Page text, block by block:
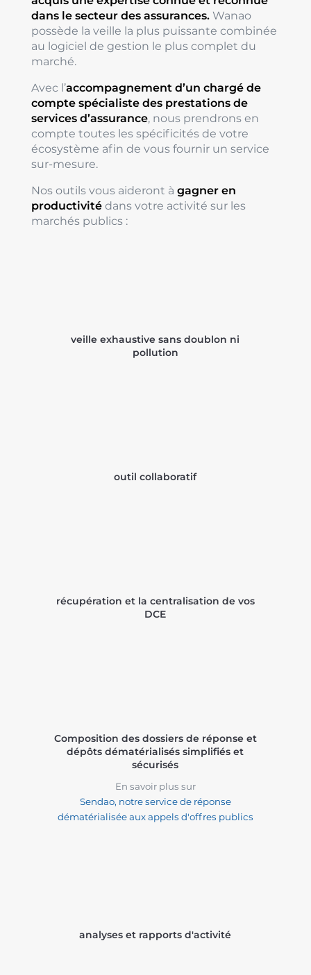
dans le secteur des assurances.Wanao
possède la veille la plus puissante combinée
au logiciel de gestion le plus complet du
marché.
Avec l’accompagnement d’un chargé de
compte spécialiste des prestations de
services d’assurance, nous prendrons en
compte toutes les spécificités de votre
écosystème afin de vous fournir un service
sur-mesure.
Nos outils vous aideront à gagner en
productivitédans votre activité sur les
marchés publics :
veille exhaustive sans doublon ni
pollution
outil collaboratif
récupération et la centralisation de vos
DCE
Composition des dossiers de réponse et
dépôts dématérialisés simplifiés et
sécurisés
En savoir plus sur
Sendao, notre service de réponse
dématérialisée aux appels d'offres publics
analyses et rapports d'activité